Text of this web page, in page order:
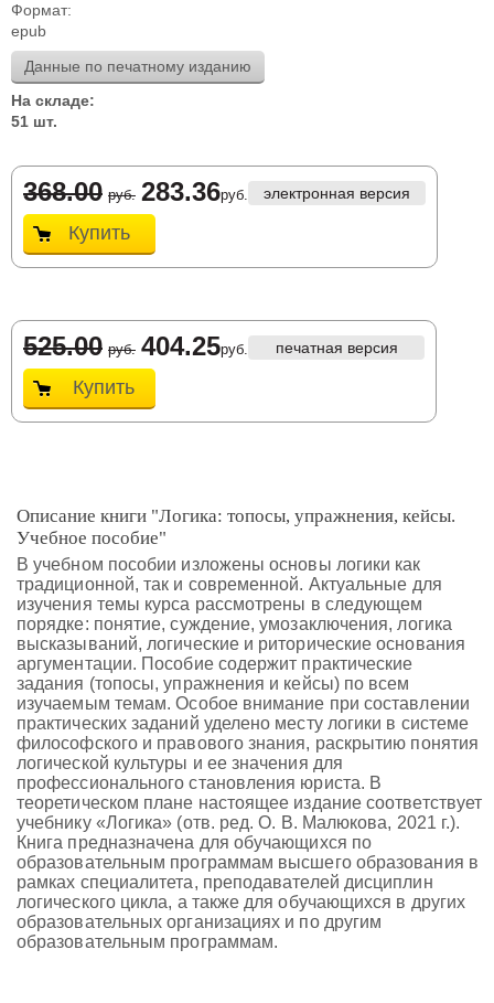
Формат:
epub
Данные по печатному изданию
На складе:
51 шт.
368.00 руб. 283.36руб. электронная версия
Купить
525.00 руб. 404.25руб. печатная версия
Купить
Описание книги "Логика: топосы, упражнения, кейсы.
Учебное пособие"
В учебном пособии изложены основы логики как
традиционной, так и современной. Актуальные для
изучения темы курса рассмотрены в следующем
порядке: понятие, суждение, умозаключения, логика
высказываний, логические и риторические основания
аргументации. Пособие содержит практические
задания (топосы, упражнения и кейсы) по всем
изучаемым темам. Особое внимание при составлении
практических заданий уделено месту логики в системе
философского и правового знания, раскрытию понятия
логической культуры и ее значения для
профессионального становления юриста. В
теоретическом плане настоящее издание соответствует
учебнику «Логика» (отв. ред. О. В. Малюкова, 2021 г.).
Книга предназначена для обучающихся по
образовательным программам высшего образования в
рамках специалитета, преподавателей дисциплин
логического цикла, а также для обучающихся в других
образовательных организациях и по другим
образовательным программам.